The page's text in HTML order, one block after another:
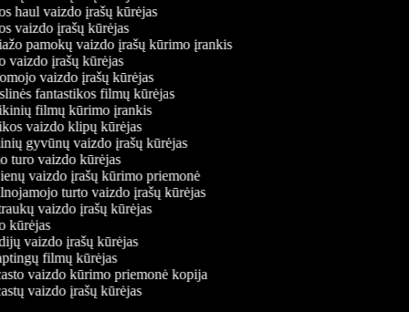
haul vaizdo įrašų kūrėjas
vaizdo įrašų kūrėjas
pamokų vaizdo įrašų kūrimo įrankis
vaizdo įrašų kūrėjas
vaizdo įrašų kūrėjas
fantastikos filmų kūrėjas
filmų kūrimo įrankis
vaizdo klipų kūrėjas
gyvūnų vaizdo įrašų kūrėjas
turo vaizdo kūrėjas
vaizdo įrašų kūrimo priemonė
turto vaizdo įrašų kūrėjas
vaizdo įrašų kūrėjas
kūrėjas
vaizdo įrašų kūrėjas
filmų kūrėjas
vaizdo kūrimo priemonė kopija
vaizdo įrašų kūrėjas